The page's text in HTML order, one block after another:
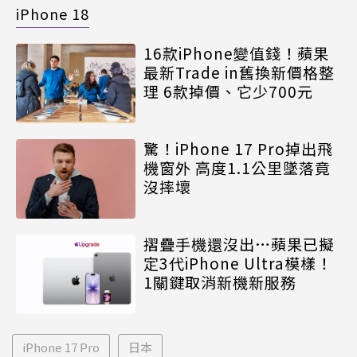
iPhone 18
16款iPhone變值錢！蘋果
最新Trade in舊換新價格整
理 6款掉價、它少700元
驚！iPhone 17 Pro掉出飛
機窗外 高度1.1公里墜落竟
沒摔壞
摺疊手機還沒出…蘋果已擬
定3代iPhone Ultra模樣！
1關鍵取消新機新服務
iPhone 17 Pro 日本